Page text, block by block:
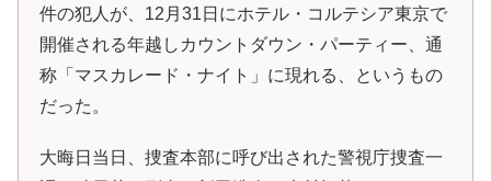
件の犯人が、12月31日にホテル・コルテシア東京で
開催される年越しカウントダウン・パーティー、通
称「マスカレード・ナイト」に現れる、というもの
だった。
大晦日当日、捜査本部に呼び出された警視庁捜査一